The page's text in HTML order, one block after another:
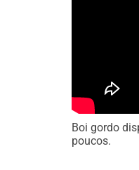
Boi gordo
poucos.